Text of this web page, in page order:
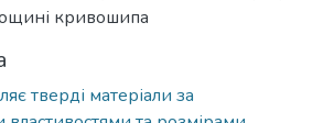
кривошипа
тверді матеріали за